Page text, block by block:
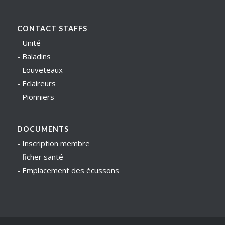
CONTACT STAFFS
- Unité
- Baladins
- Louveteaux
- Eclaireurs
- Pionniers
DOCUMENTS
- Inscription membre
- ficher santé
- Emplacement des écussons